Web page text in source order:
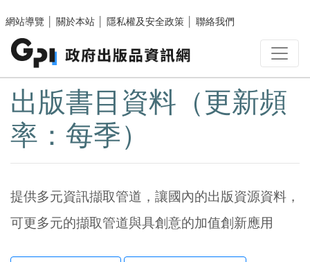
網站導覽
關於本站 隱私權及安全政策 聯絡我們
:::
出版書目資料（更新頻
率：每季）
提供多元資訊擷取管道，讓國內的出版資源資料，
可更多元的擷取管道與具創意的加值創新應用